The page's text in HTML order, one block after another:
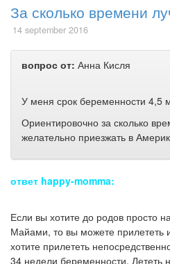
За сколько времени
14 september 2016
вопрос от: Анна Кисля
У меня срок беременности 4,5
Ориентировочно за сколько
желательно приезжать в
ответ happy-momma:
Если вы хотите до родов просто
Майами, то вы можете прилететь
хотите прилететь
34 недели беременности. Лететь